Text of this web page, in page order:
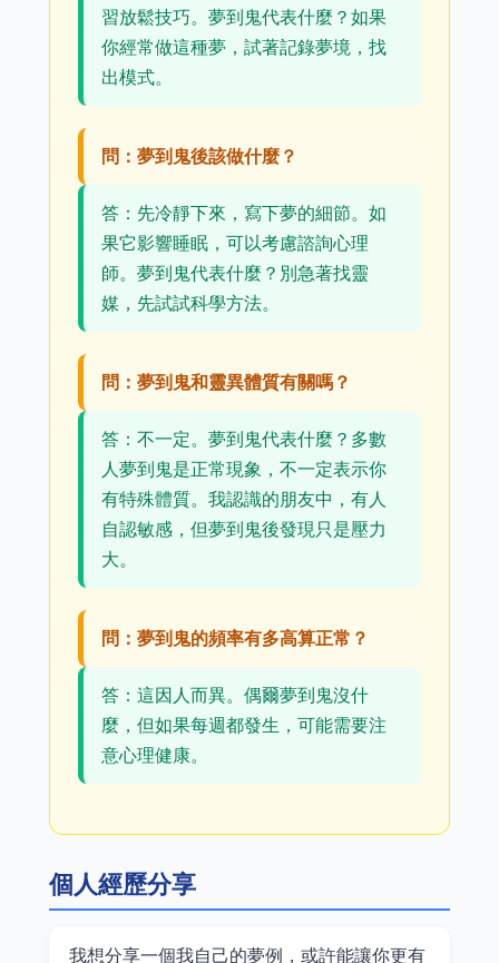
習放鬆技巧。夢到鬼代表什麼？如果
你經常做這種夢，試著記錄夢境，找
出模式。
問：夢到鬼後該做什麼？
答：先冷靜下來，寫下夢的細節。如
果它影響睡眠，可以考慮諮詢心理
師。夢到鬼代表什麼？別急著找靈
媒，先試試科學方法。
問：夢到鬼和靈異體質有關嗎？
答：不一定。夢到鬼代表什麼？多數
人夢到鬼是正常現象，不一定表示你
有特殊體質。我認識的朋友中，有人
自認敏感，但夢到鬼後發現只是壓力
大。
問：夢到鬼的頻率有多高算正常？
答：這因人而異。偶爾夢到鬼沒什
麼，但如果每週都發生，可能需要注
意心理健康。
個人經歷分享
我想分享一個我自己的夢例，或許能讓你更有